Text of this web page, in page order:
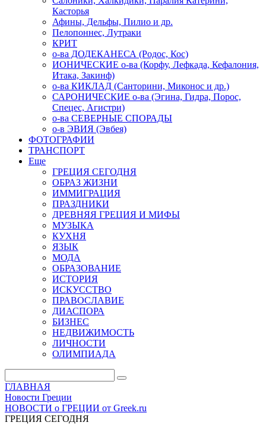
Касторья
Афины, Дельфы, Пилио и др.
Пелопоннес, Лутраки
КРИТ
о-ва ДОДЕКАНЕСА (Родос, Кос)
ИОНИЧЕСКИЕ о-ва (Корфу, Лефкада, Кефалония,
Итака, Закинф)
о-ва КИКЛАД (Санторини, Миконос и др.)
САРОНИЧЕСКИЕ о-ва (Эгина, Гидра, Порос,
Спецес, Агистри)
о-ва СЕВЕРНЫЕ СПОРАДЫ
о-в ЭВИЯ (Эвбея)
ФОТОГРАФИИ
ТРАНСПОРТ
Еще
ГРЕЦИЯ СЕГОДНЯ
ОБРАЗ ЖИЗНИ
ИММИГРАЦИЯ
ПРАЗДНИКИ
ДРЕВНЯЯ ГРЕЦИЯ И МИФЫ
МУЗЫКА
КУХНЯ
ЯЗЫК
МОДА
ОБРАЗОВАНИЕ
ИСТОРИЯ
ИСКУССТВО
ПРАВОСЛАВИЕ
ДИАСПОРА
БИЗНЕС
НЕДВИЖИМОСТЬ
ЛИЧНОСТИ
ОЛИМПИАДА
ГЛАВНАЯ
Новости Греции
НОВОСТИ о ГРЕЦИИ от Greek.ru
ГРЕЦИЯ СЕГОДНЯ